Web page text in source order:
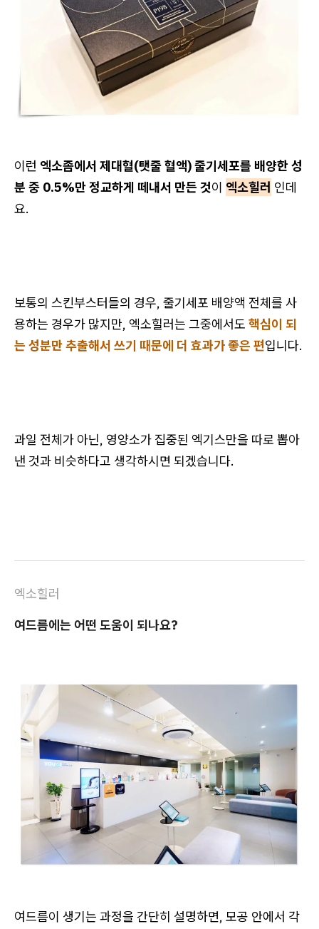
이런 엑소좀에서 제대혈(탯줄 혈액) 줄기세포를 배양한 성
분 중 0.5%만 정교하게 떼내서 만든 것이 엑소힐러 인데
요.
보통의 스킨부스터들의 경우, 줄기세포 배양액 전체를 사
용하는 경우가 많지만, 엑소힐러는 그중에서도 핵심이 되
는 성분만 추출해서 쓰기 때문에 더 효과가 좋은 편입니다.
과일 전체가 아닌, 영양소가 집중된 엑기스만을 따로 뽑아
낸 것과 비슷하다고 생각하시면 되겠습니다.
엑소힐러
여드름에는 어떤 도움이 되나요?
여드름이 생기는 과정을 간단히 설명하면, 모공 안에서 각